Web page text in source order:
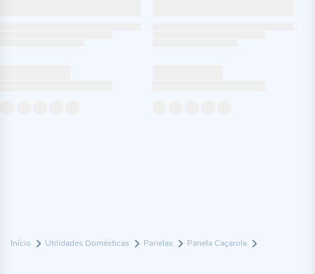
Início Utilidades Domésticas Panelas Panela Caçarola